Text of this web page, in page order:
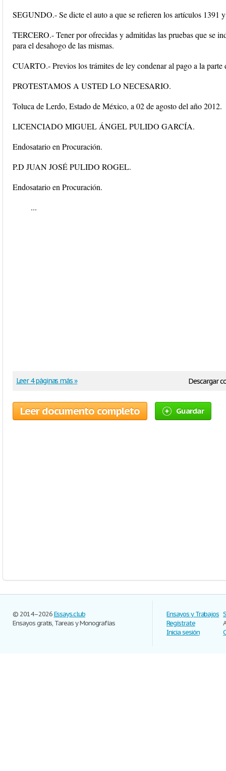
SEGUNDO.- Se dicte el auto a que se refieren los artículos 1391
TERCERO.- Tener por ofrecidas y admitidas las pruebas que se
para el desahogo de las mismas.
CUARTO.- Previos los trámites de ley condenar al pago a la parte
PROTESTAMOS A USTED LO NECESARIO.
Toluca de Lerdo, Estado de México, a 02 de agosto del año 2012.
LICENCIADO MIGUEL ÁNGEL PULIDO GARCÍA.
Endosatario en Procuración.
P.D JUAN JOSÉ PULIDO ROGEL.
Endosatario en Procuración.
...
Descargar
Leer 4 páginas más »
Leer documento completo Guardar
© 2014–2026Essays.club
Ensayos gratis, Tareas y Monografías
Ensayos y Trabajos
Regístrate
Inicia sesión